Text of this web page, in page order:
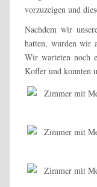
vorzuzeigen und
Nachdem wir
hatten, wurden wir
Wir warteten noch
Koffer und konnten